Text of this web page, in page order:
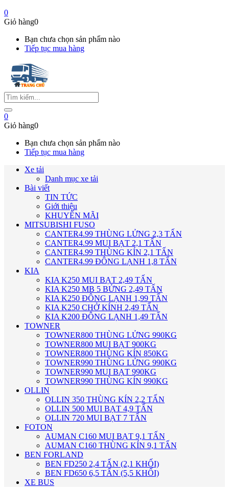
0
Giỏ hàng0
Bạn chưa chọn sản phẩm nào
Tiếp tục mua hàng
0
Giỏ hàng0
Bạn chưa chọn sản phẩm nào
Tiếp tục mua hàng
Xe tải
Danh mục xe tải
Bài viết
TIN TỨC
Giới thiệu
KHUYẾN MÃI
MITSUBISHI FUSO
CANTER4.99 THÙNG LỬNG 2,3 TẤN
CANTER4.99 MUI BẠT 2,1 TẤN
CANTER4.99 THÙNG KÍN 2,1 TẤN
CANTER4.99 ĐÔNG LẠNH 1,8 TẤN
KIA
KIA K250 MUI BẠT 2,49 TẤN
KIA K250 MB 5 BỬNG 2,49 TẤN
KIA K250 ĐÔNG LẠNH 1,99 TẤN
KIA K250 CHỞ KÍNH 2,49 TẤN
KIA K200 ĐÔNG LẠNH 1,49 TẤN
TOWNER
TOWNER800 THÙNG LỬNG 990KG
TOWNER800 MUI BẠT 900KG
TOWNER800 THÙNG KÍN 850KG
TOWNER990 THÙNG LỬNG 990KG
TOWNER990 MUI BẠT 990KG
TOWNER990 THÙNG KÍN 990KG
OLLIN
OLLIN 350 THÙNG KÍN 2,2 TẤN
OLLIN 500 MUI BẠT 4,9 TẤN
OLLIN 720 MUI BẠT 7 TẤN
FOTON
AUMAN C160 MUI BẠT 9,1 TẤN
AUMAN C160 THÙNG KÍN 9,1 TẤN
BEN FORLAND
BEN FD250 2,4 TẤN (2,1 KHỐI)
BEN FD650 6,5 TẤN (5,5 KHỐI)
XE BUS